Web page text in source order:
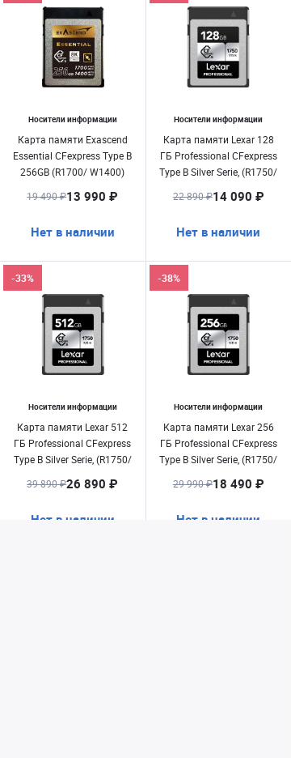
Носители информации
Карта памяти Exascend
Essential CFexpress Type B
256GB (R1700/ W1400)
19 490 ₽13 990 ₽
Нет в наличии
Носители информации
Карта памяти Lexar 128
ГБ Professional CFexpress
Type B Silver Serie, (R1750/
22 890 ₽14 090 ₽
Нет в наличии
Носители информации
Карта памяти Lexar 512
ГБ Professional CFexpress
Type B Silver Serie, (R1750/
-33%
39 890 ₽26 890 ₽
Нет в наличии
Носители информации
Карта памяти Lexar 256
ГБ Professional CFexpress
Type B Silver Serie, (R1750/
-38%
29 990 ₽18 490 ₽
Нет в наличии